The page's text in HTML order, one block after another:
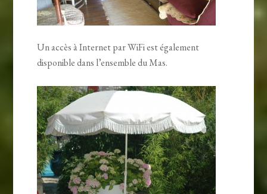
Un accès à Internet par WiFi est également
disponible dans l’ensemble du Mas.